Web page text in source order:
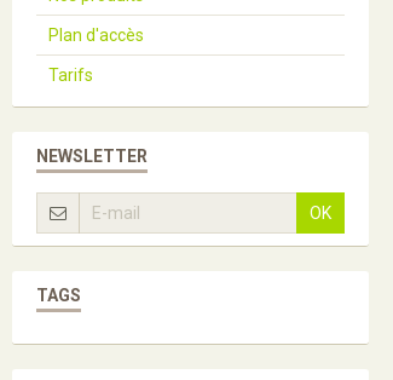
Plan d'accès
Tarifs
NEWSLETTER
OK
TAGS